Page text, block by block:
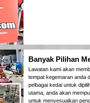
Banyak Pilihan
Lawatan kami akan
tempat kegemaran anda
pelbagai kedai untuk
utama, anda akan
untuk menyesuaikan